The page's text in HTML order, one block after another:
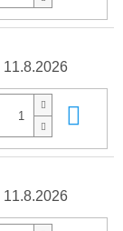
11.8.2026
11.8.2026